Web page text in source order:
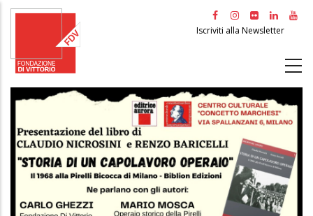
Salta
principale
Iscriviti alla Newsletter